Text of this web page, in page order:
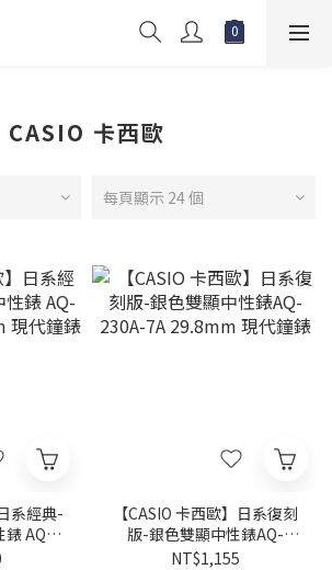
CASIO 卡西歐
每頁顯示 24 個
系經典-
AQ-
現代鐘
【CASIO 卡西歐】日系復刻
版-銀色雙顯中性錶AQ-
230A-7A 29.8mm 現代鐘錶
NT$1,155